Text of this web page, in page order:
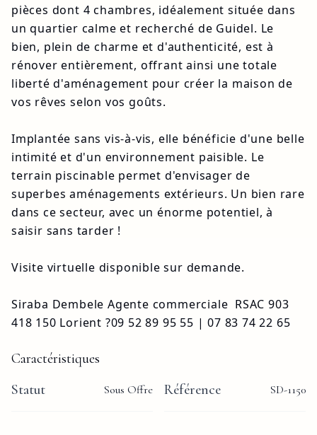
pièces dont 4 chambres, idéalement située dans
un quartier calme et recherché de Guidel. Le
bien, plein de charme et d'authenticité, est à
rénover entièrement, offrant ainsi une totale
liberté d'aménagement pour créer la maison de
vos rêves selon vos goûts.
Implantée sans vis-à-vis, elle bénéficie d'une belle
intimité et d'un environnement paisible. Le
terrain piscinable permet d'envisager de
superbes aménagements extérieurs. Un bien rare
dans ce secteur, avec un énorme potentiel, à
saisir sans tarder !
Visite virtuelle disponible sur demande.
Siraba Dembele Agente commerciale  RSAC 903
418 150 Lorient ?09 52 89 95 55 | 07 83 74 22 65
Caractéristiques
Statut
Sous Offre Référence SD-1150